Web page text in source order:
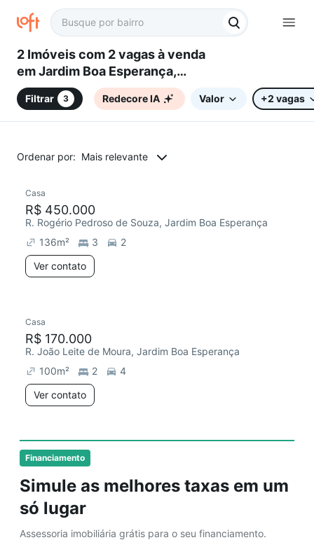
2 Imóveis com 2 vagas à venda
em Jardim Boa Esperança,
Sorocaba, SP
Filtrar 3 Redecore IA Valor +2 vagas
Ordenar por: Mais relevante
Financiamento
Simule as melhores taxas em um
só lugar
Assessoria imobiliária grátis para o seu financiamento.
Casa
R$ 450.000
R. Rogério Pedroso de Souza, Jardim Boa Esperança
136m² 3
2
Ver contato
Preço abaixo do mercado
Casa
R$ 170.000
R. João Leite de Moura, Jardim Boa Esperança
100m² 2
4
Ver contato